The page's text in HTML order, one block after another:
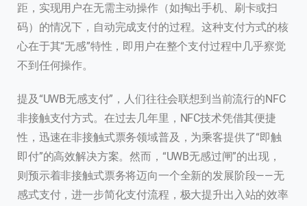
距，实现用户在无需主动操作（如掏出手机、刷卡或扫
码）的情况下，自动完成支付的过程。这种支付方式的核
心在于其“无感”特性，即用户在整个支付过程中几乎察觉
不到任何操作。
提及“UWB无感支付”，人们往往会联想到当前流行的NFC
非接触支付方式。在过去几年里，NFC技术凭借其便捷
性，迅速在非接触式票务领域普及，为乘客提供了“即触
即付”的高效解决方案。然而，“UWB无感过闸”的出现，
则预示着非接触式票务将迈向一个全新的发展阶段——无
感式支付，进一步简化支付流程，极大提升出入站的效率